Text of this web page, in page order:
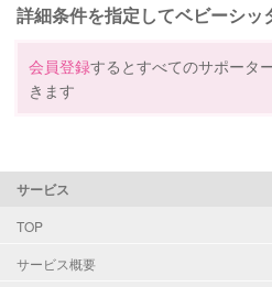
詳細条件を指定してベビーシッ
会員登録するとすべてのサポータ
きます
サービス
TOP
サービス概要